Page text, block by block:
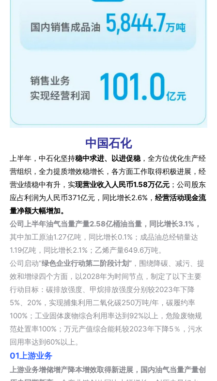
中国石化
上半年，中石化坚持稳中求进、以进促稳，全方位优化生产经
营组织，全力提质增效稳增长，各方面工作取得积极进展，经
营业绩稳中有升，实现营业收入人民币1.58万亿元 ；公司股东
应占利润为人民币371亿元，同比增长2.6%， 经营活动现金流
量净额大幅增加。
公司上半年油气当量产量2.58亿桶油当量，同比增长3.1%，
其中加工原油1.27亿吨，同比增长0.1%；成品油总经销量达
1.19亿吨，同比增长2.1%；乙烯产量649.6万吨。
公司启动“绿色企业行动第二阶段计划” ，围绕降碳、减污、提
效和增绿四个方面，以2028年为时间节点，制定了以下主要
行动目标：碳排放强度、甲烷排放强度分别较2023年下降
5%、20%，实现捕集利用二氧化碳250万吨/年，碳履约率
100%；工业固体废物综合利用率达到92%以上，危险废物规
范处置率100%；万元产值综合能耗较2023年下降5％，污水
回用率达到60%以上。
01 上游业务
上游业务增储增产降本增效取得新进展，国内油气当量产量创